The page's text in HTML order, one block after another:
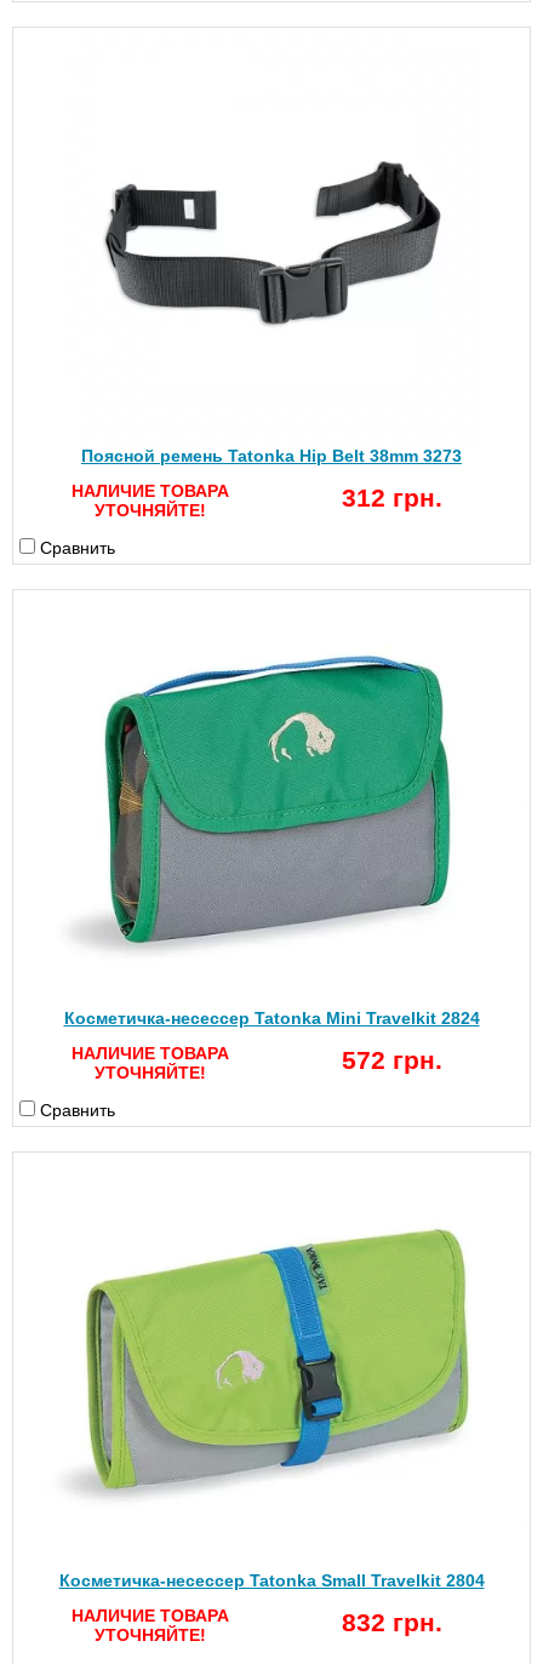
Поясной ремень Tatonka Hip Belt 38mm 3273
НАЛИЧИЕ ТОВАРА
УТОЧНЯЙТЕ!
312 грн.
Сравнить
Косметичка-несессер Tatonka Mini Travelkit 2824
НАЛИЧИЕ ТОВАРА
УТОЧНЯЙТЕ!
572 грн.
Сравнить
Косметичка-несессер Tatonka Small Travelkit 2804
НАЛИЧИЕ ТОВАРА
УТОЧНЯЙТЕ!
832 грн.